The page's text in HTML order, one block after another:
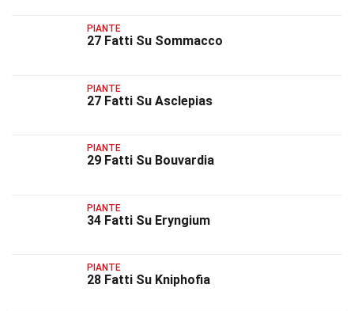
PIANTE
27 Fatti Su Sommacco
PIANTE
27 Fatti Su Asclepias
PIANTE
29 Fatti Su Bouvardia
PIANTE
34 Fatti Su Eryngium
PIANTE
28 Fatti Su Kniphofia